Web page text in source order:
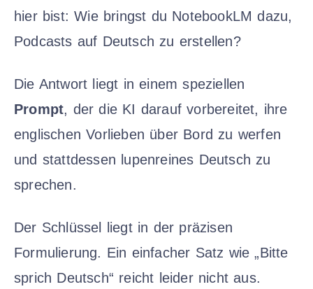
hier bist: Wie bringst du NotebookLM dazu,
Podcasts auf Deutsch zu erstellen?
Die Antwort liegt in einem speziellen
Prompt, der die KI darauf vorbereitet, ihre
englischen Vorlieben über Bord zu werfen
und stattdessen lupenreines Deutsch zu
sprechen.
Der Schlüssel liegt in der präzisen
Formulierung. Ein einfacher Satz wie „Bitte
sprich Deutsch“ reicht leider nicht aus.